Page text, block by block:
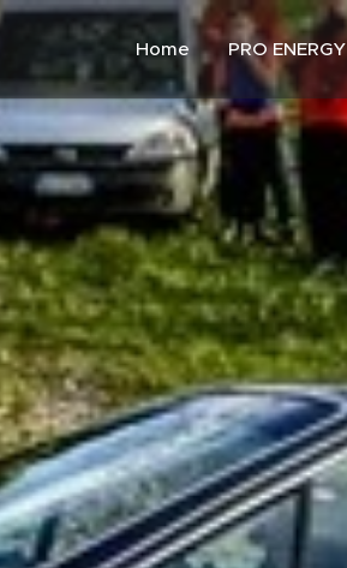
Home PRO ENERGY